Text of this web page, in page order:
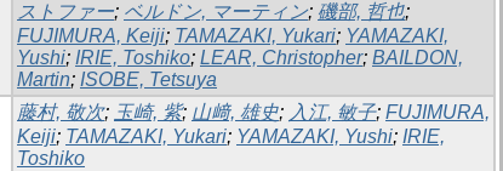
ストファー; ベルドン, マーティン; 磯部, 哲也;
FUJIMURA, Keiji; TAMAZAKI, Yukari; YAMAZAKI,
Yushi; IRIE, Toshiko; LEAR, Christopher; BAILDON,
Martin; ISOBE, Tetsuya
藤村, 敬次; 玉崎, 紫; 山﨑, 雄史; 入江, 敏子; FUJIMURA,
Keiji; TAMAZAKI, Yukari; YAMAZAKI, Yushi; IRIE,
Toshiko